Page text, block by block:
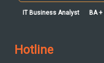
IT Business Analyst BA
Hotline